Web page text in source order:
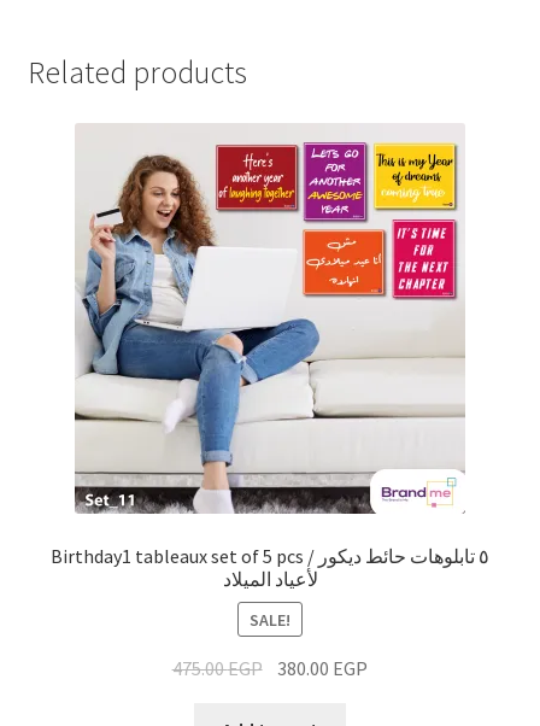
Related products
Birthday1 tableaux set of 5 pcs / ٥ تابلوهات حائط ديكور
لأعياد الميلاد
SALE!
475.00EGP 380.00 EGP